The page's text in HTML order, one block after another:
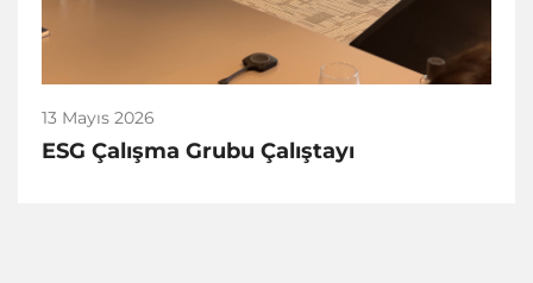
13 Mayıs 2026
ESG Çalışma Grubu Çalıştayı